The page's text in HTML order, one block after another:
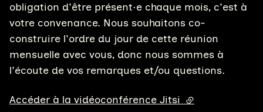
obligation d'être présent·e chaque mois, c'est à
votre convenance. Nous souhaitons co-
construire l'ordre du jour de cette réunion
mensuelle avec vous, donc nous sommes à
l'écoute de vos remarques et/ou questions.
Accéder à la vidéoconférence Jitsi (lien externe)